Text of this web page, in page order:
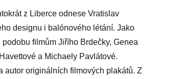
z Liberce odnese Vratislav
designu i balónového létání. Jako
filmům Jiřího Brdečky, Genea
a Michaely Pavlátové.
autor originálních filmových plakátů. Z